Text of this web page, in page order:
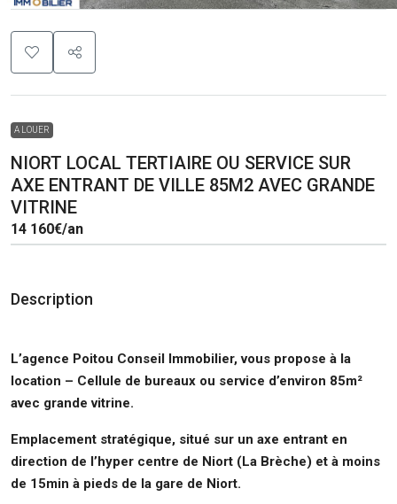
A LOUER
NIORT LOCAL TERTIAIRE OU SERVICE SUR
AXE ENTRANT DE VILLE 85M2 AVEC GRANDE
VITRINE
14 160€/an
Description
L’agence Poitou Conseil Immobilier, vous propose à la
location – Cellule de bureaux ou service d’environ 85m²
avec grande vitrine.
Emplacement stratégique, situé sur un axe entrant en
direction de l’hyper centre de Niort (La Brèche) et à moins
de 15min à pieds de la gare de Niort.